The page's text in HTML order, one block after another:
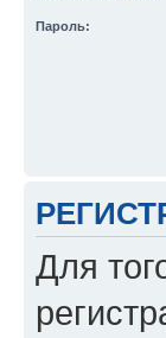
Пароль:
Для